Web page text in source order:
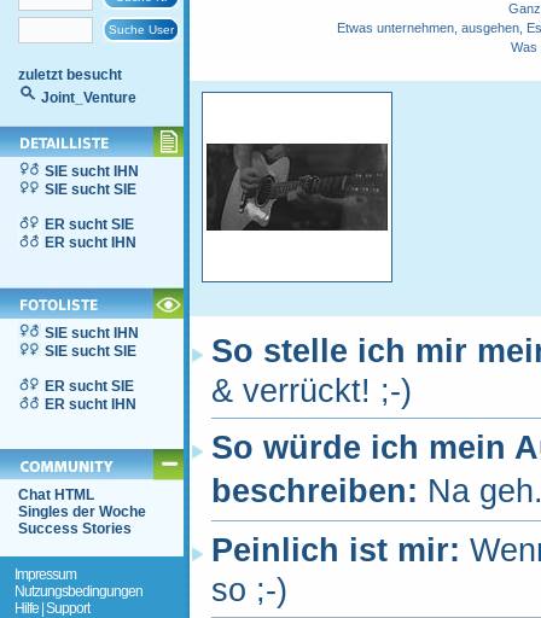
zuletzt besucht
Joint_Venture
SIE sucht IHN
SIE sucht SIE
ER sucht SIE
ER sucht IHN
SIE sucht IHN
SIE sucht SIE
ER sucht SIE
ER sucht IHN
Chat HTML
Singles der Woche
Success Stories
Impressum
Nutzungsbedingungen
Hilfe | Support
Etwas unternehmen, ausgehen,
Was
So stelle ich mir
& verrückt! ;-)
So würde ich mein
beschreiben: Na
Peinlich ist mir:
so ;-)